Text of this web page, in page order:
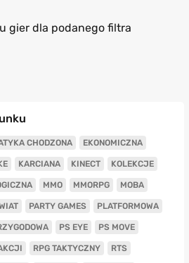
gier dla podanego filtra
CHODZONA EKONOMICZNA
KARCIANA KINECT KOLEKCJE
MMO MMORPG MOBA
PARTY GAMES PLATFORMOWA
PS EYE PS MOVE
RPG TAKTYCZNY RTS